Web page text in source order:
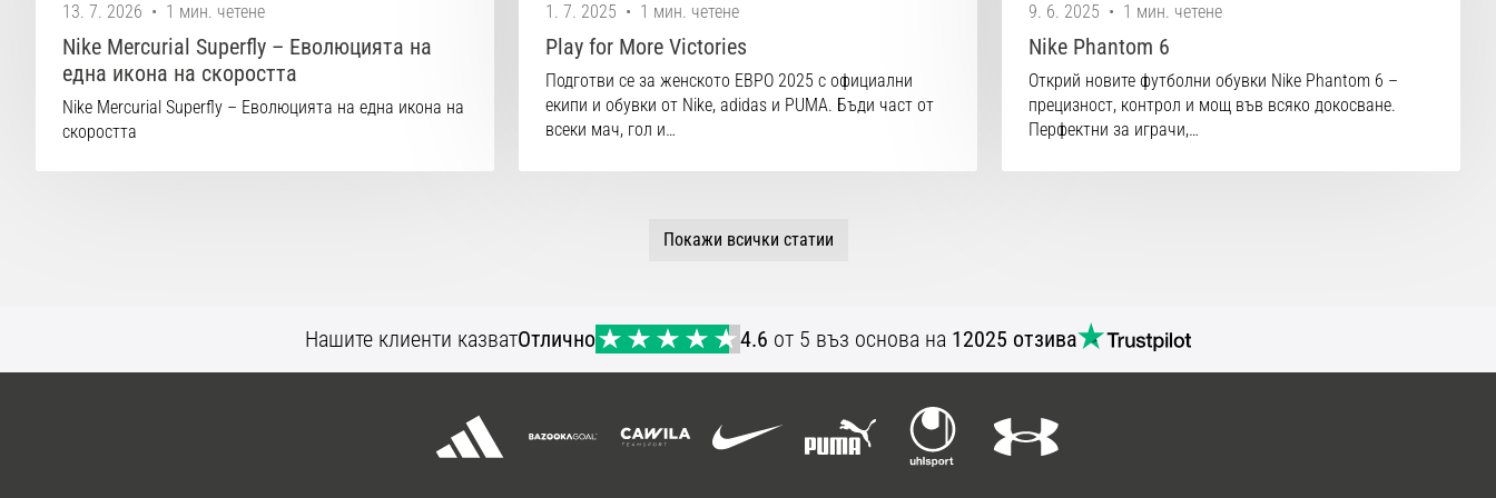
13. 7. 2026 • 1 мин. четене
Nike Mercurial Superfly – Еволюцията на
една икона на скоростта
Nike Mercurial Superfly – Еволюцията на една икона на
скоростта
1. 7. 2025 • 1 мин. четене
Play for More Victories
Подготви се за женското ЕВРО 2025 с официални
екипи и обувки от Nike, adidas и PUMA. Бъди част от
всеки мач, гол и…
9. 6. 2025 • 1 мин. четене
Nike Phantom 6
Открий новите футболни обувки Nike Phantom 6 –
прецизност, контрол и мощ във всяко докосване.
Перфектни за играчи,…
Покажи всички статии
Нашите клиенти казватОтлично 4.6 от 5 въз основа на 12025 отзива